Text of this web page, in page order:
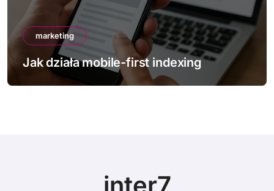
indexing
marketing
Jak poprawić Core